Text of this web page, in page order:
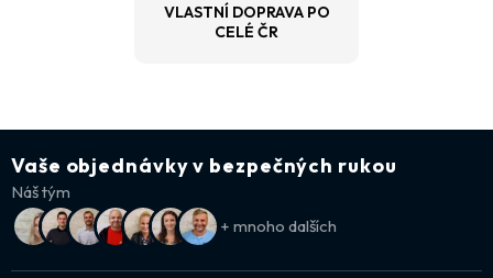
VLASTNÍ DOPRAVA PO
CELÉ ČR
Vaše objednávky v bezpečných rukou
Náš tým
+ mnoho dalších